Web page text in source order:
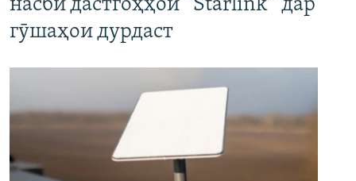
насби дастгоҳҳои “Starlink” дар
гӯшаҳои дурдаст